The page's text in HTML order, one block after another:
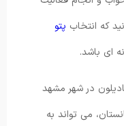
که انتخاب پتو
ای باشد.
در شهر مشهد
می تواند به